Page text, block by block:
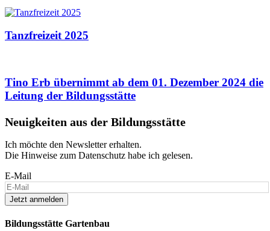
Tanzfreizeit 2025
Tino Erb übernimmt ab dem 01. Dezember 2024 die
Leitung der Bildungsstätte
Neuigkeiten aus der Bildungsstätte
Ich möchte den Newsletter erhalten.
Die Hinweise zum Datenschutz habe ich gelesen.
E-Mail
Jetzt anmelden
Bildungsstätte Gartenbau